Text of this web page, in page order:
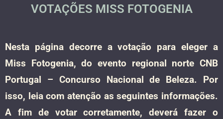
VOTAÇÕES MISS FOTOGENIA
Nesta página decorre a votação para eleger a
Miss Fotogenia, do evento regional norte CNB
Portugal – Concurso Nacional de Beleza. Por
isso, leia com atenção as seguintes informações.
A fim de votar corretamente, deverá fazer o